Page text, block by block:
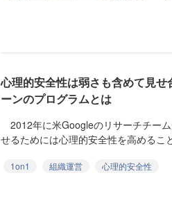
心理的安全性は弱さも含めて見
ーンのプログラムとは
2012年に米Googleのリサーチチー
せるためには心理的安全性を高めるこ
1on1 組織運営
心理的安全性